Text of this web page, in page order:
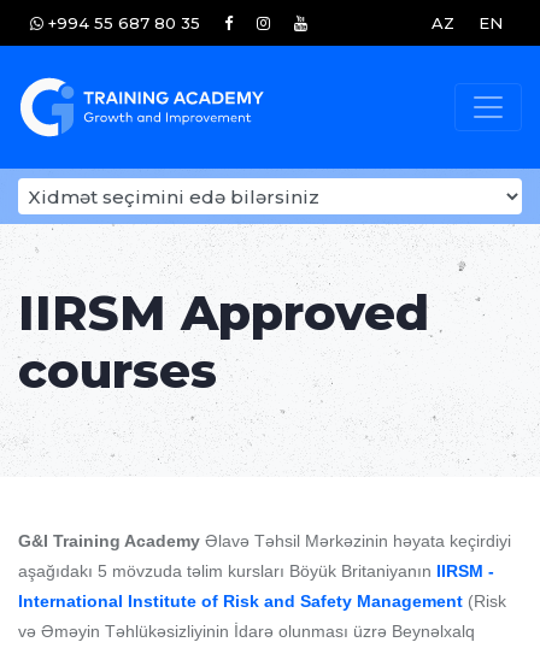
+994 55 687 80 35 AZ EN
IIRSM Approved
courses
G&I Training Academy Əlavə Təhsil Mərkəzinin həyata keçirdiyi
aşağıdakı 5 mövzuda təlim kursları Böyük Britaniyanın IIRSM -
International Institute of Risk and Safety Management (Risk
və Əməyin Təhlükəsizliyinin İdarə olunması üzrə Beynəlxalq